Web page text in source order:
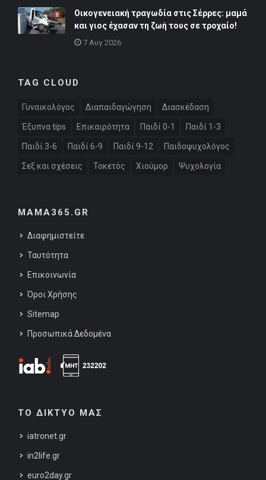
Οικογενειακή τραγωδία στις Σέρρες: μαμά
και γιος έχασαν τη ζωή τους σε τροχαίο!
7 Αυγ 2026
TAG CLOUD
Γυναικολόγος Διαπαιδαγώγηση Διασκέδαση
Έξυπνα tips Επικαιρότητα Παιδί 0-1 Παιδί 1-3
Παιδί 3-6 Παιδί 6-9 Παιδί 9-12 Παιδοψυχολόγος
Σεξ και σχέσεις Τοκετός Χιούμορ Ψυχολογία
MAMA365.GR
Διαφημιστείτε
Ταυτότητα
Επικοινωνία
Όροι Χρήσης
Sitemap
Προσωπικά Δεδομένα
ΤΟ ΔΙΚΤΥΟ ΜΑΣ
iatronet.gr
in2life.gr
euro2day.gr